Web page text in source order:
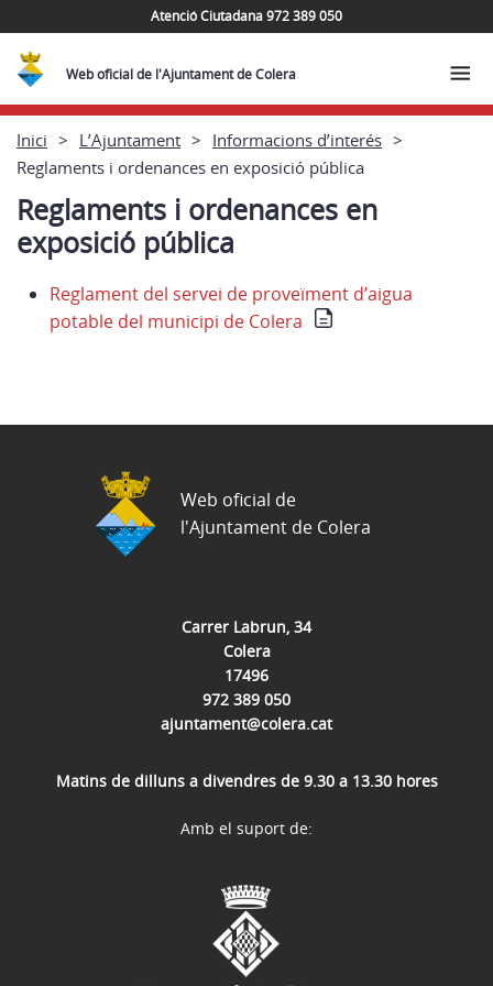
Atenció Ciutadana 972 389 050
Web oficial de l'Ajuntament de Colera
Inici L’Ajuntament
Informacions d’interés
Reglaments i ordenances en exposició pública
Reglaments i ordenances en
exposició pública
Reglament del servei de proveïment d’aigua
potable del municipi de Colera
Carrer Labrun, 34
Colera
17496
972 389 050
ajuntament@colera.cat
Matins de dilluns a divendres de 9.30 a 13.30 hores
Web oficial de
l'Ajuntament de Colera
Amb el suport de: